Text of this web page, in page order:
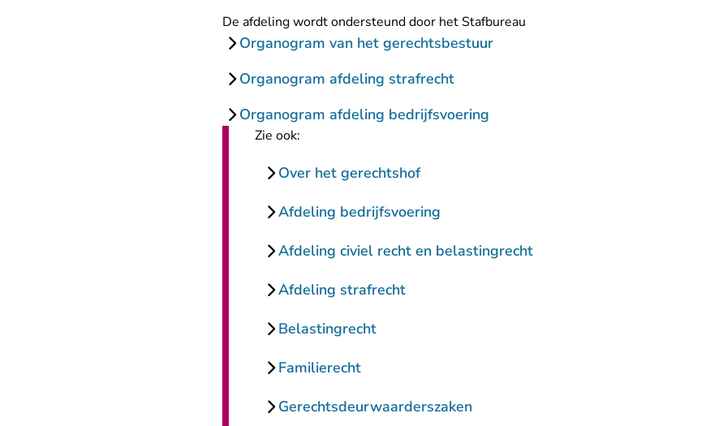
De afdeling wordt ondersteund door het Stafbureau
Organogram van het gerechtsbestuur
Organogram afdeling strafrecht
Organogram afdeling bedrijfsvoering
Zie ook:
Over het gerechtshof
Afdeling bedrijfsvoering
Afdeling civiel recht en belastingrecht
Afdeling strafrecht
Belastingrecht
Familierecht
Gerechtsdeurwaarderszaken